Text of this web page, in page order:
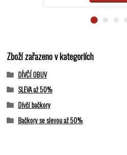
Zboží zařazeno v kategoriích
DÍVČÍ OBUV
SLEVA až 50%
Dívčí bačkory
Bačkory se slevou až 50%